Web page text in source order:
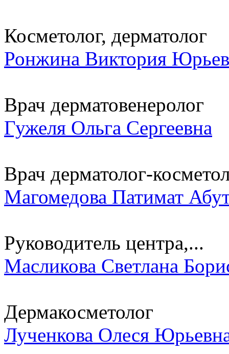
Косметолог, дерматолог
Ронжина Виктория
Врач дерматовенеролог
Гужеля Ольга Сергеевна
Врач дерматолог-
Магомедова Патимат
Руководитель центра,...
Масликова Светлана
Дермакосметолог
Лученкова Олеся